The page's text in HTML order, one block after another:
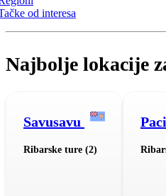
od interesa
Najbolje lokacije
Savusavu
Ribarske ture (2)